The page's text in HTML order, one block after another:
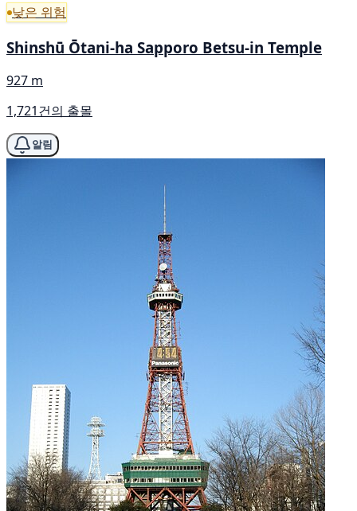
낮은 위험
Shinshū Ōtani-ha Sapporo Betsu-in Temple
927 m
1,721건의 출몰
알림